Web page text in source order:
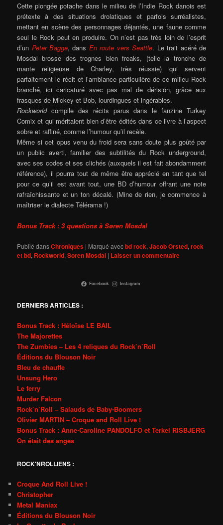
Cette plongée potache dans le milieu de l’Indie Rock danois est
prétexte à des situations drolatiques et parfois surréalistes,
mettant en scène des personnages déjantés, une faune comme
seul le Rock peut en produire. On n’est pas très loin de l’esprit
d’un Peter Bagge, dans En route vers Seattle. Le trait acéré de
Mosdal brosse des trognes bien freaks, (telle la tronche de
mante religieuse de Charley, très réussie) qui servent
parfaitement le récit et l’ambiance particulière de ce milieu Rock
branché, ici caricaturé avec pas mal de dérision, grâce aux
frasques de Mickey et Bob, lourdingues et ingérables.
Rockworldcompile des récits parus dans le fanzine Turkey
Comix et qui méritaient bien d’être édités dans ce livre à l’aspect
sobre et raffiné, comme l’humour qu’il recèle.
Même si cet opus venu du froid sera sans doute plus goûté par
un public averti, familier des subtilités du Rock underground,
avec ses codes et ses clichés (auxquels il est fait abondamment
référence), il pourra tout de même être apprécié en tant que tel
pour ce qu’il est avant tout, une BD d’humour offrant une note
rafraîchissante et un ton décalé. (Mine de rien, je commence à
maîtriser le dialecte Télérama !)
Bonus Track : 3 questions à Søren Mosdal
Publié dansChroniques | Marqué avecbd rock,Jacob Orsted,rock
et bd, Rockworld,Soren Mosdal | Laisser un commentaire
Facebook Instagram
DERNIERS ARTICLES :
Bonus Track : Héloïse LE BAIL
The Majorettes
The Zumbies – Les 4 reliques du Rock’n’Roll
Éditions du Blouson Noir
Bleu de chauffe
Unsung Hero
Le ferry
Murder Falcon
Rock’n’Roll – Salauds de Baby-Boomers
Olivier MARTIN – Croque and Roll Live !
Bonus Track : Anne-Caroline PANDOLFO et Terkel RISBJERG
On était des anges
ROCK'NROLLIENS :
Croque And Roll Live !
Christopher
Metal Maniax
Éditions du Blouson Noir